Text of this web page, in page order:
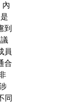
內
到
員
合
同